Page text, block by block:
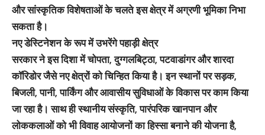
और सांस्कृतिक विशेषताओं के चलते इस क्षेत्र में अग्रणी भूमिका निभा
सकता है।
नए डेस्टिनेशन के रूप में उभरेंगे पहाड़ी क्षेत्र
सरकार ने इस दिशा में चोपता, दुग्गलबिट्ठा, पटवाडांगर और शारदा
कॉरिडोर जैसे नए क्षेत्रों को चिन्हित किया है। इन स्थानों पर सड़क,
बिजली, पानी, पार्किंग और आवासीय सुविधाओं के विकास पर काम किया
जा रहा है। साथ ही स्थानीय संस्कृति, पारंपरिक खानपान और
लोककलाओं को भी विवाह आयोजनों का हिस्सा बनाने की योजना है,